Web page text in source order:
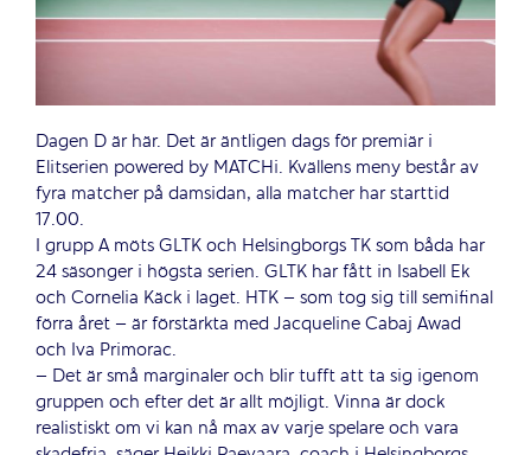
Dagen D är här. Det är äntligen dags för premiär i
Elitserien powered by MATCHi. Kvällens meny består av
fyra matcher på damsidan, alla matcher har starttid
17.00.
I grupp A möts GLTK och Helsingborgs TK som båda har
24 säsonger i högsta serien. GLTK har fått in Isabell Ek
och Cornelia Käck i laget. HTK – som tog sig till semifinal
förra året – är förstärkta med Jacqueline Cabaj Awad
och Iva Primorac.
– Det är små marginaler och blir tufft att ta sig igenom
gruppen och efter det är allt möjligt. Vinna är dock
realistiskt om vi kan nå max av varje spelare och vara